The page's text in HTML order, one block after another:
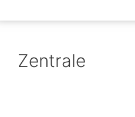
Zentrale